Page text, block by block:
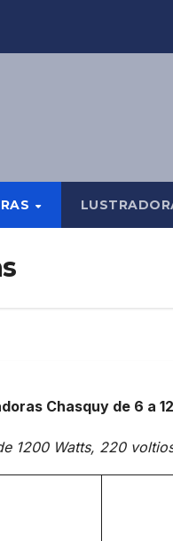
Chasquy de 6 a
1200 Watts, 220